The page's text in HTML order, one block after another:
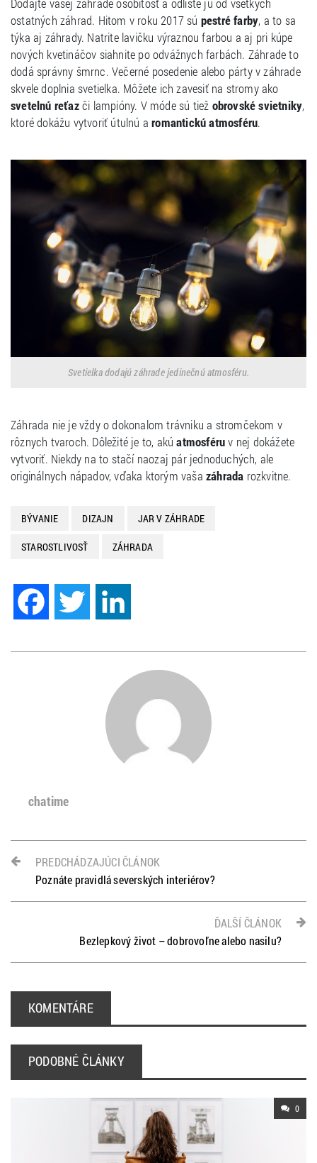
ostatných záhrad. Hitom v roku 2017 sú pestré farby, a to sa
týka aj záhrady. Natrite lavičku výraznou farbou a aj pri kúpe
nových kvetináčov siahnite po odvážnych farbách. Záhrade to
dodá správny šmrnc. Večerné posedenie alebo párty v záhrade
skvele doplnia svetielka. Môžete ich zavesiť na stromy ako
svetelnú reťazči lampióny. V móde sú tiež obrovské svietniky,
ktoré dokážu vytvoriť útulnú aromantickú atmosféru.
Svetielka dodajú záhrade jedinečnú atmosféru.
Záhrada nie je vždy o dokonalom trávniku a stromčekom v
rôznych tvaroch. Dôležité je to, akúatmosféruv nej dokážete
vytvoriť. Niekdy na to stačí naozaj pár jednoduchých, ale
originálnych nápadov, vďaka ktorým vaša záhrada rozkvitne.
BÝVANIE DIZAJN JAR V ZÁHRADE
STAROSTLIVOSŤ ZÁHRADA
Facebook Twitter
chatime
PREDCHÁDZAJÚCI ČLÁNOK
Poznáte pravidlá severských interiérov?
ĎALŠÍ ČLÁNOK
Bezlepkový život – dobrovoľne alebo nasilu?
KOMENTÁRE
PODOBNÉ ČLÁNKY
0